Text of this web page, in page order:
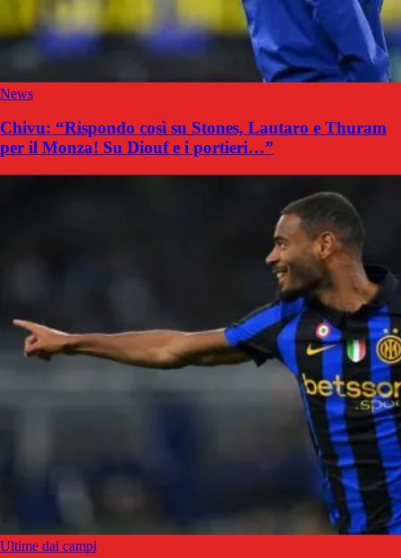
News
Chivu: “Rispondo così su Stones, Lautaro e Thuram
per il Monza! Su Diouf e i portieri…”
Ultime dai campi